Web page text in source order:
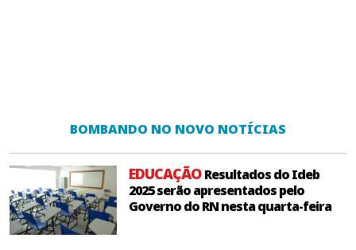
BOMBANDO NO NOVO NOTÍCIAS
EDUCAÇÃOResultados do Ideb
2025 serão apresentados pelo
Governo do RN nesta quarta-feira